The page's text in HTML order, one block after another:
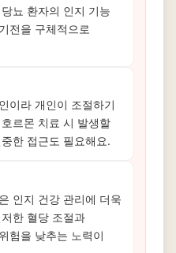
뇨 환자의 인지 기능
전을 구체적으로
이라 개인이 조절하기
르몬 치료 시 발생할
한 접근도 필요해요.
인지 건강 관리에 더욱
한 혈당 조절과
험을 낮추는 노력이